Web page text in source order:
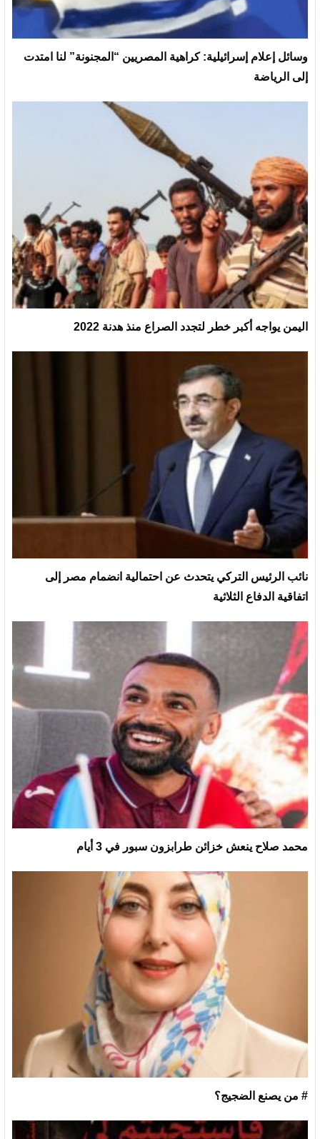
وسائل إعلام إسرائيلية: كراهية المصريين “المجنونة” لنا امتدت
إلى الرياضة
اليمن يواجه أكبر خطر لتجدد الصراع منذ هدنة 2022
نائب الرئيس التركي يتحدث عن احتمالية انضمام مصر إلى
اتفاقية الدفاع الثلاثية
محمد صلاح ينعش خزائن طرابزون سبور في 3 أيام
# من يصنع الضجيج؟